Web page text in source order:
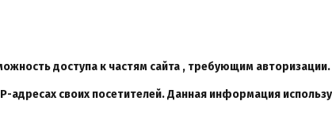
доступа к частям сайта , требующим авторизации.
адресах своих посетителей. Данная информация